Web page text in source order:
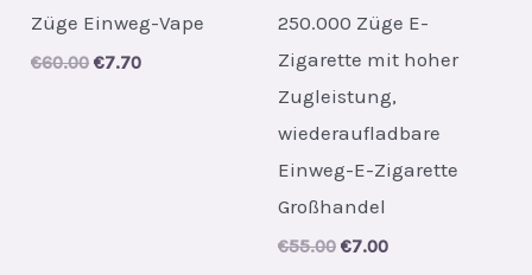
Züge Einweg-Vape
€60.00 Original
€7.70Current
250.000 Züge E-
Zigarette mit hoher
Zugleistung,
wiederaufladbare
Einweg-E-Zigarette
Großhandel
€55.00 Original
€7.00Current